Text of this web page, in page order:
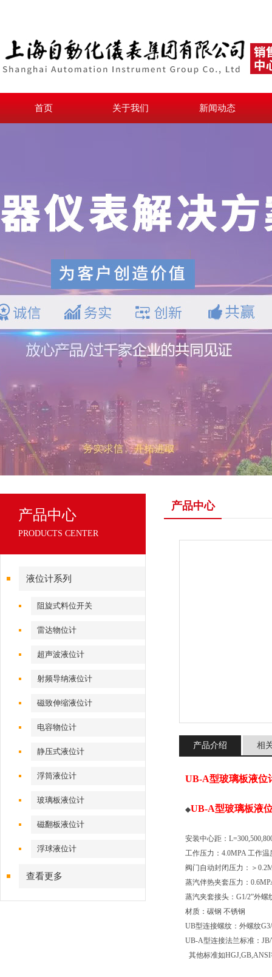
首页 关于我们 新闻动态
产品中心
PRODUCTS CENTER
液位计系列
阻旋式料位开关
雷达物位计
超声波液位计
射频导纳液位计
磁致伸缩液位计
电容物位计
静压式液位计
浮筒液位计
玻璃板液位计
磁翻板液位计
浮球液位计
查看更多
产品中心
产品介绍 相
UB-A型玻璃板液位
◆UB-A型玻璃板液
安装中心距：
工作压力：4.0MPA 工作
阀门自动封闭压力：＞
蒸汽伴热夹套压力：
蒸汽夹套接头：G1/2”外螺
材质：碳钢 不锈钢
UB型连接螺纹：外螺纹
UB-A型连接法兰标准：
其他标准如